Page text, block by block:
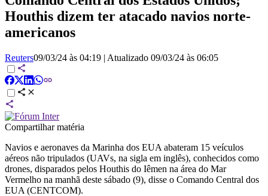
Houthis dizem ter atacado navios norte-
americanos
Reuters09/03/24 às 04:19 | Atualizado 09/03/24 às 06:05
Compartilhar matéria
Navios e aeronaves da Marinha dos EUA abateram 15 veículos
aéreos não tripulados (UAVs, na sigla em inglês), conhecidos como
drones, disparados pelos Houthis do Iêmen na área do Mar
Vermelho na manhã deste sábado (9), disse o Comando Central dos
EUA (CENTCOM).